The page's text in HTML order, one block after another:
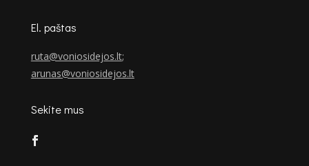
El. paštas
ruta@voniosidejos.lt;
arunas@voniosidejos.lt
Sekite mus